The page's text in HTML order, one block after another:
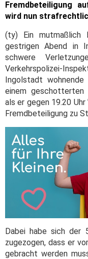
Fremdbeteiligung
wird nun
(ty) Ein mutmaßlich
gestrigen Abend in
schwere
Verkehrspolizei-
Ingolstadt
einem geschotterten
als er gegen 19.20
Fremdbeteiligung zu
Dabei habe sich der
zugezogen, dass er
gebracht werden